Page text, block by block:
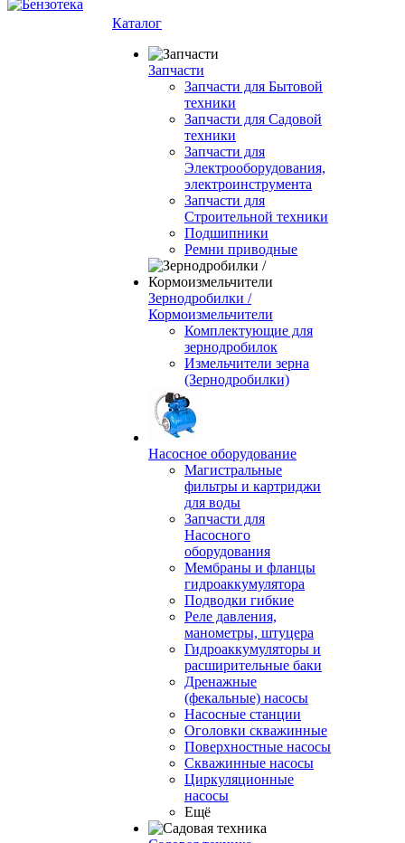
Каталог
Запчасти
Запчасти для Бытовой
техники
Запчасти для Садовой
техники
Запчасти для
Электрооборудования,
электроинструмента
Запчасти для
Строительной техники
Подшипники
Ремни приводные
Зернодробилки /
Кормоизмельчители
Комплектующие для
зернодробилок
Измельчители зерна
(Зернодробилки)
Насосное оборудование
Магистральные
фильтры и картриджи
для воды
Запчасти для
Насосного
оборудования
Мембраны и фланцы
гидроаккумулятора
Подводки гибкие
Реле давления,
манометры, штуцера
Гидроаккумуляторы и
расширительные баки
Дренажные
(фекальные) насосы
Насосные станции
Оголовки скважинные
Поверхностные насосы
Скважинные насосы
Циркуляционные
насосы
Ещё